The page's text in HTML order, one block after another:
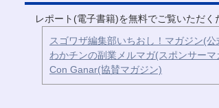
レポート(電子書籍)を無料でご覧いただく
スゴワザ編集部いちおし！マガジン(公
わかチンの副業メルマガ(スポンサーマ
Con Ganar(協賛マガジン)